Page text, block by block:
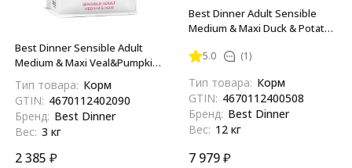
Best Dinner Sensible Adult
Medium & Maxi Veal&Pumpkin
собак средних и крупных
пород с телятиной и тыквой
- 3 кг
Тип товара: Корм
GTIN: 4670112402090
Бренд: Best Dinner
Вес: 3 кг
2 385 ₽
Best Dinner Adult Sensible
Medium & Maxi Duck & Potato
средних и крупных пород
проблемам с пищеварением
с уткой и картофелем - 12 кг
5.0 (1)
Тип товара: Корм
GTIN: 4670112400508
Бренд: Best Dinner
Вес: 12 кг
7 979₽